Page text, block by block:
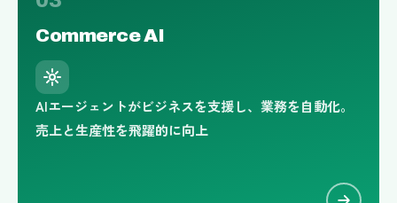
CommerceAI
AIエージェントがビジネスを支援し、業務を自動化。
売上と生産性を飛躍的に向上